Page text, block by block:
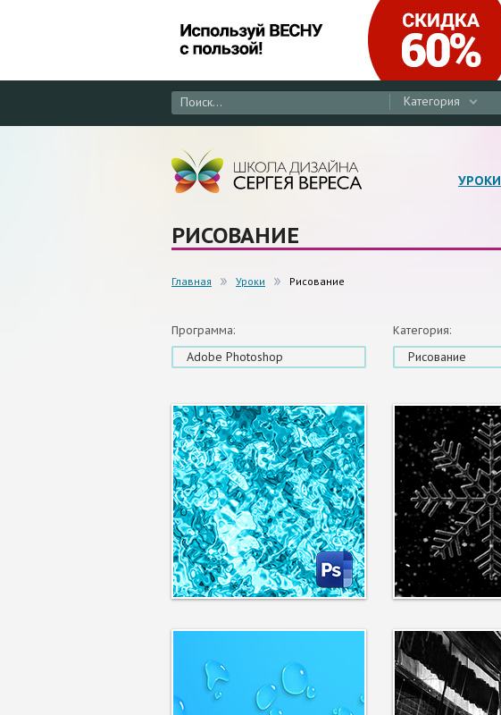
Категория
УРОКИ
РИСОВАНИЕ
Главная Уроки Рисование
Программа:
Adobe Photoshop
Категория:
Рисование